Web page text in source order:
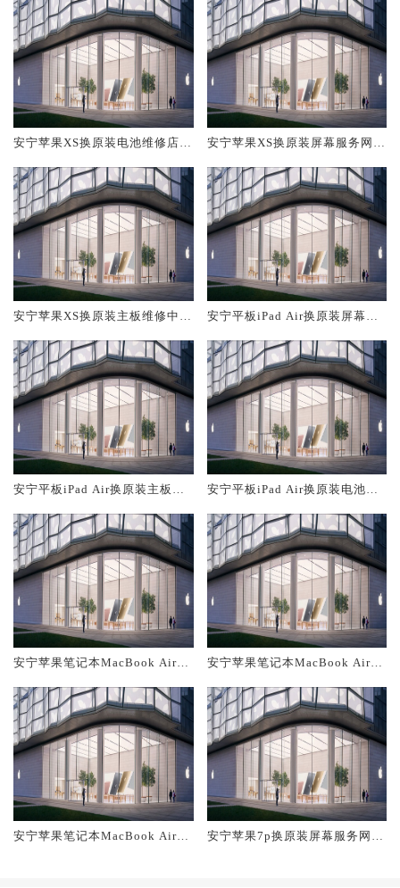
安宁苹果XS换原装电池维修店大
安宁苹果XS换原装屏幕服务网点
安宁苹果XS换原装主板维修中心
安宁平板iPad Air换原装屏幕服
安宁平板iPad Air换原装主板维
安宁平板iPad Air换原装电池维
安宁苹果笔记本MacBook Air换
安宁苹果笔记本MacBook Air换
安宁苹果笔记本MacBook Air换
安宁苹果7p换原装屏幕服务网点